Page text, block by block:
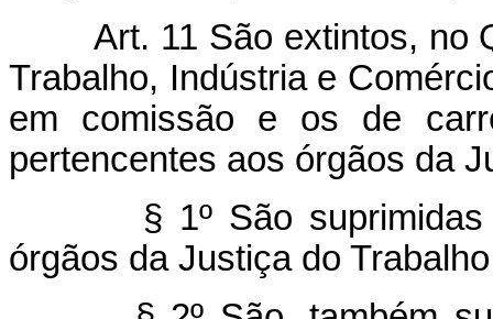
Art. 11 São extintos, no
Trabalho, Indústria e
em comissão e os de
pertencentes aos órgãos da
§ 1º São suprimidas as
órgãos da Justiça do